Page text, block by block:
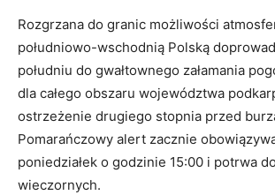
Rozgrzana do granic możliwości
południowo-wschodnią Polską
południu do gwałtownego załamania
dla całego obszaru województwa
ostrzeżenie drugiego stopnia przed
Pomarańczowy alert zacznie
poniedziałek o godzinie 15:00 i potrwa
wieczornych.